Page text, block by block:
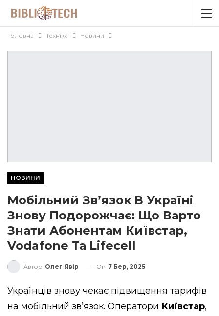
Головна Техніка Новини
НОВИНИ
Мобільний Зв’язок В Україні
Знову Подорожчає: Що Варто
Знати Абонентам Київстар,
Vodafone Та Lifecell
Автор Олег Явір On 7 Бер, 2025
Українців знову чекає підвищення тарифів
на мобільний зв’язок. Оператори Київстар,